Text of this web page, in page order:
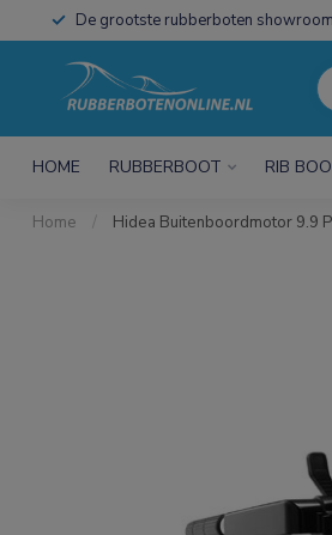
De grootste rubberboten showroom
HOME RUBBERBOOT RIB
Home / Hidea Buitenboordmotor 9.9